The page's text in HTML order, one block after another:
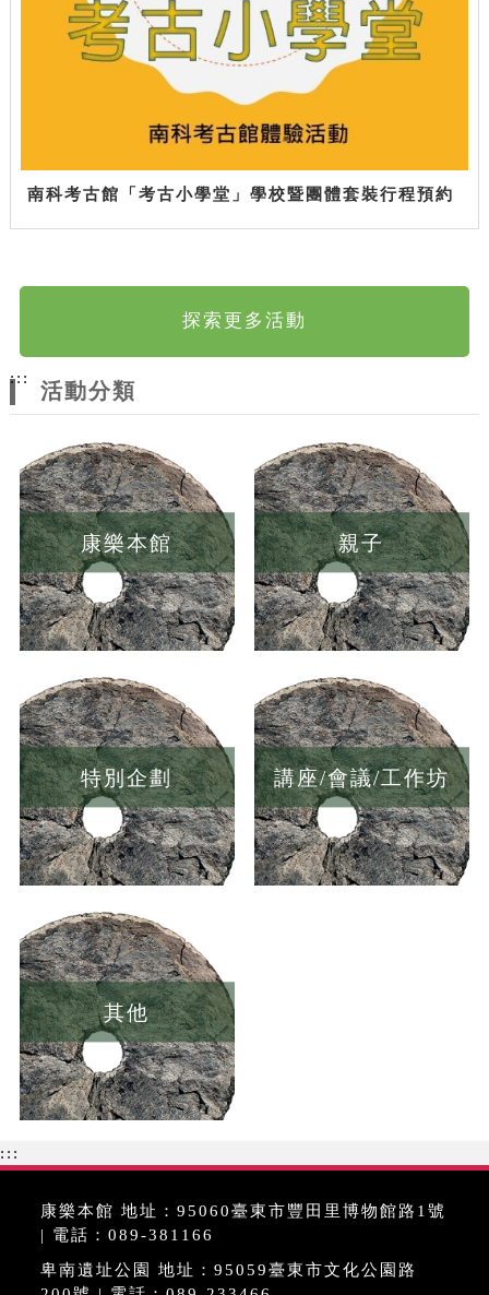
南科考古館「考古小學堂」學校暨團體套裝行程預約
探索更多活動
:::
活動分類
康樂本館 親子
特別企劃 講座/會議/工作坊
其他
:::
康樂本館 地址：95060臺東市豐田里博物館路1號
| 電話：089-381166
卑南遺址公園 地址：95059臺東市文化公園路